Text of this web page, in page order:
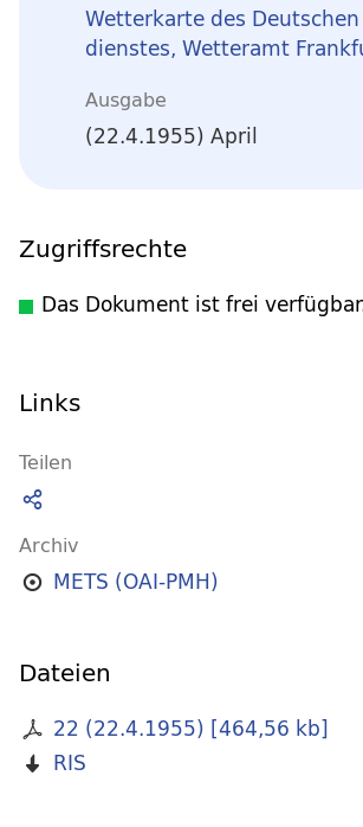
Wetterkarte des
dienstes, Wetteramt
Ausgabe
(22.4.1955) April
Zugriffsrechte
Das Dokument ist frei
Links
Teilen
Archiv
METS (OAI-PMH)
Dateien
22 (22.4.1955) [464,56 kb]
RIS